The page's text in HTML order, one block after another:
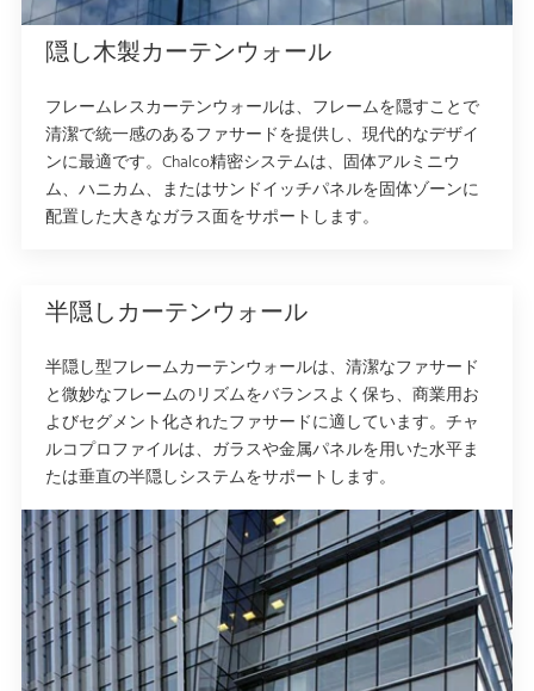
隠し木製カーテンウォール
フレームレスカーテンウォールは、フレームを隠すことで
清潔で統一感のあるファサードを提供し、現代的なデザイ
ンに最適です。Chalco精密システムは、固体アルミニウ
ム、ハニカム、またはサンドイッチパネルを固体ゾーンに
配置した大きなガラス面をサポートします。
半隠しカーテンウォール
半隠し型フレームカーテンウォールは、清潔なファサード
と微妙なフレームのリズムをバランスよく保ち、商業用お
よびセグメント化されたファサードに適しています。チャ
ルコプロファイルは、ガラスや金属パネルを用いた水平ま
たは垂直の半隠しシステムをサポートします。